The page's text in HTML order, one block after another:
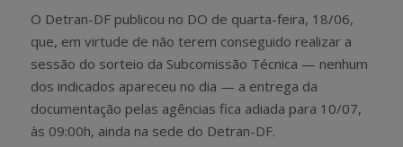
O Detran-DF publicou no DO de quarta-feira, 18/06,
que, em virtude de não terem conseguido realizar a
sessão do sorteio da Subcomissão Técnica — nenhum
dos indicados apareceu no dia — a entrega da
documentação pelas agências fica adiada para 10/07,
às 09:00h, ainda na sede do Detran-DF.